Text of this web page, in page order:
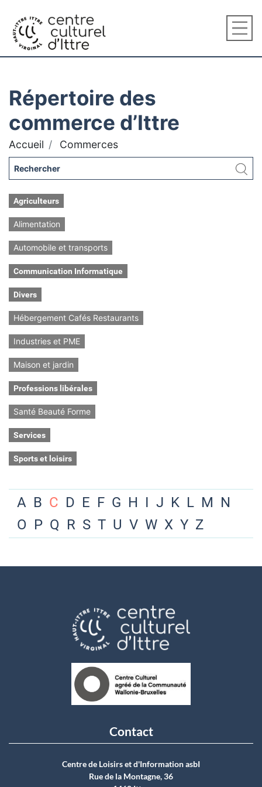
Répertoire des
commerce d’Ittre
Accueil Commerces
Agriculteurs
Alimentation
Automobile et transports
Communication Informatique
Divers
Hébergement Cafés Restaurants
Industries et PME
Maison et jardin
Professions libérales
Santé Beauté Forme
Services
Sports et loisirs
A B C D E F G H I J K L M N
O P Q R S T U V W X Y Z
Contact
Centre de Loisirs et d'Information asbI
Rue de la Montagne, 36